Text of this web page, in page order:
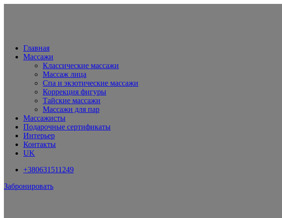
Главная
Массажи
Классические массажи
Массаж лица
Спа и экзотические массажи
Коррекция фигуры
Тайские массажи
Массажи для пар
Массажисты
Подарочные сертификаты
Интерьер
Контакты
UK
+380631511249
Забронировать